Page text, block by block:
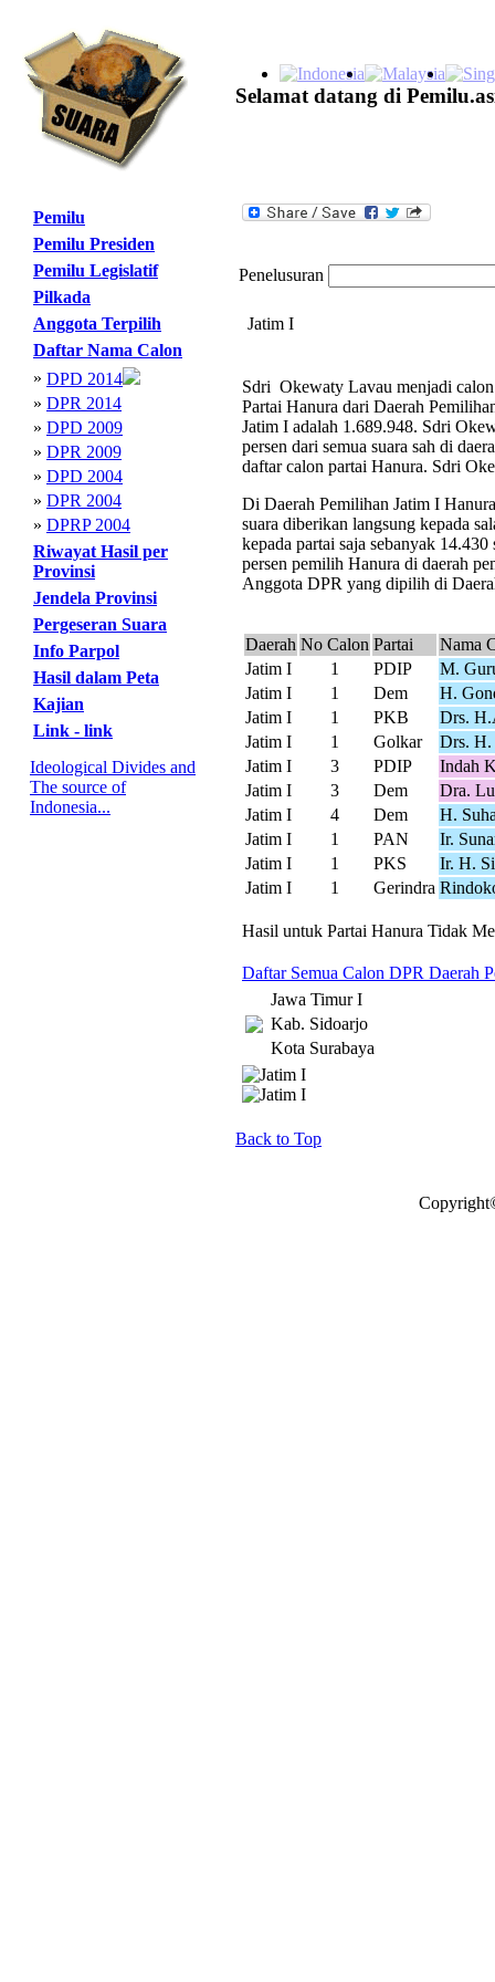
Selamat datang di
Pemilu
Pemilu Presiden
Pemilu Legislatif
Pilkada
Anggota Terpilih
Daftar Nama Calon
» DPD 2014
» DPR 2014
» DPD 2009
» DPR 2009
» DPD 2004
» DPR 2004
» DPRP 2004
Riwayat Hasil per
Provinsi
Jendela Provinsi
Pergeseran Suara
Info Parpol
Hasil dalam Peta
Kajian
Link - link
Ideological Divides and
The source of
Indonesia...
Penelusuran
Jatim I
Sdri Okewaty Lavau menjadi
Partai Hanura dari Daerah
Jatim I adalah 1.689.948. Sdri
persen dari semua suara sah di
daftar calon partai Hanura. Sdri
Di Daerah Pemilihan Jatim I
suara diberikan langsung kepada
kepada partai saja sebanyak
persen pemilih Hanura di daerah
Anggota DPR yang dipilih di
Daerah No Calon Partai
Nama
Jatim I
1 PDIP
M.
Jatim I
1 Dem
H.
Jatim I
1 PKB
Drs.
Jatim I
1 Golkar
Drs. H.
Jatim I
3 PDIP
Indah
Jatim I
3 Dem
Dra.
Jatim I
4 Dem
H.
Jatim I
1 PAN
Ir.
Jatim I
1 PKS
Ir. H.
Jatim I
1 Gerindra
Hasil untuk Partai Hanura Tidak
Daftar Semua Calon DPR Daerah
Jawa Timur I
Kab. Sidoarjo
Kota Surabaya
Back to Top